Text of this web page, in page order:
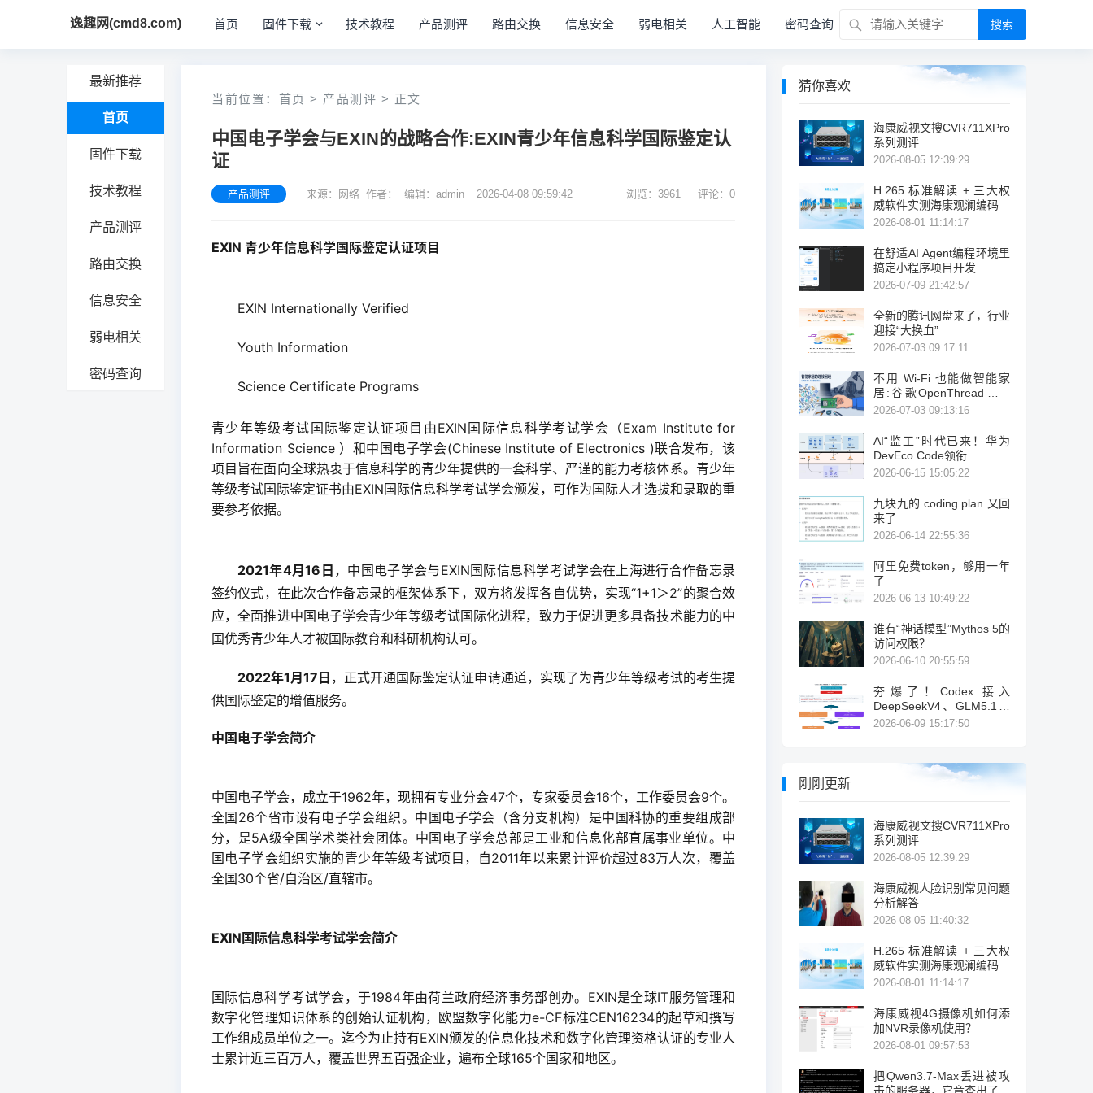
逸趣网(cmd8.com) 首页 固件下载 技术教程 产品测评 路由交换 信息安全 弱电相关 人工智能 密码查询 搜索
最新推荐
首页
固件下载
技术教程
产品测评
路由交换
信息安全
弱电相关
密码查询
当前位置： 首页 > 产品测评 > 正文
中国电子学会与EXIN的战略合作:EXIN青少年信息科学国际鉴定认
证
产品测评 来源：网络 作者： 编辑：admin 2026-04-08 09:59:42 浏览：3961 评论：0
EXIN 青少年信息科学国际鉴定认证项目
EXIN Internationally Verified
Youth Information
Science Certificate Programs
青少年等级考试国际鉴定认证项目由EXIN国际信息科学考试学会（Exam Institute for
Information Science ）和中国电子学会(Chinese Institute of Electronics )联合发布，该
项目旨在面向全球热衷于信息科学的青少年提供的一套科学、严谨的能力考核体系。青少年
等级考试国际鉴定证书由EXIN国际信息科学考试学会颁发，可作为国际人才选拔和录取的重
要参考依据。
2021年4月16日 ，中国电子学会与EXIN国际信息科学考试学会在上海进行合作备忘录
签约仪式，在此次合作备忘录的框架体系下，双方将发挥各自优势，实现“1+1＞2”的聚合效
应，全面推进中国电子学会青少年等级考试国际化进程，致力于促进更多具备技术能力的中
国优秀青少年人才被国际教育和科研机构认可。
2022年1月17日 ，正式开通国际鉴定认证申请通道，实现了为青少年等级考试的考生提
供国际鉴定的增值服务。
中国电子学会简介
中国电子学会，成立于1962年，现拥有专业分会47个，专家委员会16个，工作委员会9个。
全国26个省市设有电子学会组织。中国电子学会（含分支机构）是中国科协的重要组成部
分，是5A级全国学术类社会团体。中国电子学会总部是工业和信息化部直属事业单位。中
国电子学会组织实施的青少年等级考试项目，自2011年以来累计评价超过83万人次，覆盖
全国30个省/自治区/直辖市。
EXIN国际信息科学考试学会简介
国际信息科学考试学会，于1984年由荷兰政府经济事务部创办。EXIN是全球IT服务管理和
数字化管理知识体系的创始认证机构，欧盟数字化能力e-CF标准CEN16234的起草和撰写
工作组成员单位之一。迄今为止持有EXIN颁发的信息化技术和数字化管理资格认证的专业人
士累计近三百万人，覆盖世界五百强企业，遍布全球165个国家和地区。
猜你喜欢
海康威视文搜CVR711XPro
系列测评
2026-08-05 12:39:29
H.265 标准解读 + 三大权
威软件实测海康观澜编码
2026-08-01 11:14:17
在舒适AI Agent编程环境里
搞定小程序项目开发
2026-07-09 21:42:57
全新的腾讯网盘来了，行业
迎接“大换血”
2026-07-03 09:17:11
不用 Wi-Fi 也能做智能家
居:谷歌OpenThread，让
ESP32-C6 直接组 Thread
2026-07-03 09:13:16
AI“监工”时代已来！华为
DevEco Code领衔
2026-06-15 15:05:22
九块九的 coding plan 又回
来了
2026-06-14 22:55:36
阿里免费token，够用一年
了
2026-06-13 10:49:22
谁有“神话模型”Mythos 5的
访问权限？
2026-06-10 20:55:59
夯爆了！Codex 接入
DeepSeekV4、GLM5.1、
K2.6
2026-06-09 15:17:50
刚刚更新
海康威视文搜CVR711XPro
系列测评
2026-08-05 12:39:29
海康威视人脸识别常见问题
分析解答
2026-08-05 11:40:32
H.265 标准解读 + 三大权
威软件实测海康观澜编码
2026-08-01 11:14:17
海康威视4G摄像机如何添
加NVR录像机使用？
2026-08-01 09:57:53
把Qwen3.7-Max丢进被攻